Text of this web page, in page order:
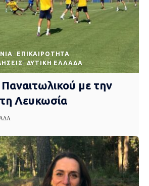
EΠΙΚΑΙΡΌΤΗΤΑ
ΔΥΤΙΚΉ ΕΛΛΆΔΑ
Παναιτωλικού με την
Λευκωσία